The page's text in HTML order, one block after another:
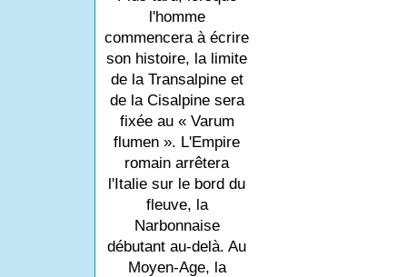
l'homme
commencera à écrire
son histoire, la limite
de la Transalpine et
de la Cisalpine sera
fixée au « Varum
flumen ». L'Empire
romain arrêtera
l'Italie sur le bord du
fleuve, la
Narbonnaise
débutant au-delà. Au
Moyen-Age, la